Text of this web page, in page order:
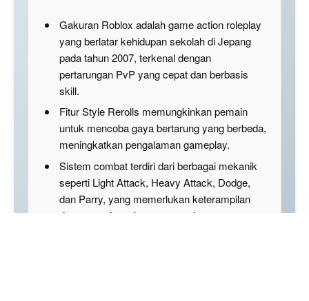
Gakuran Roblox adalah game action roleplay
yang berlatar kehidupan sekolah di Jepang
pada tahun 2007, terkenal dengan
pertarungan PvP yang cepat dan berbasis
skill.
Fitur Style Rerolls memungkinkan pemain
untuk mencoba gaya bertarung yang berbeda,
meningkatkan pengalaman gameplay.
Sistem combat terdiri dari berbagai mekanik
seperti Light Attack, Heavy Attack, Dodge,
dan Parry, yang memerlukan keterampilan
dan strategi untuk memenangkan